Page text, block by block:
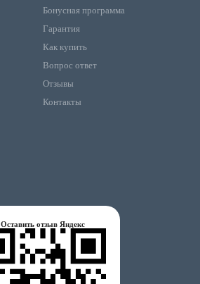
Бонусная программа
Гарантия
Как купить
Вопрос ответ
Отзывы
Контакты
Оставить отзыв Яндекс